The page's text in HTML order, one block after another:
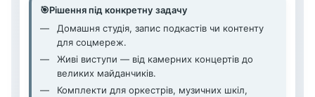
🎯Рішення під конкретну задачу
Домашня студія, запис подкастів чи контенту
для соцмереж.
Живі виступи — від камерних концертів до
великих майданчиків.
Комплекти для оркестрів, музичних шкіл,